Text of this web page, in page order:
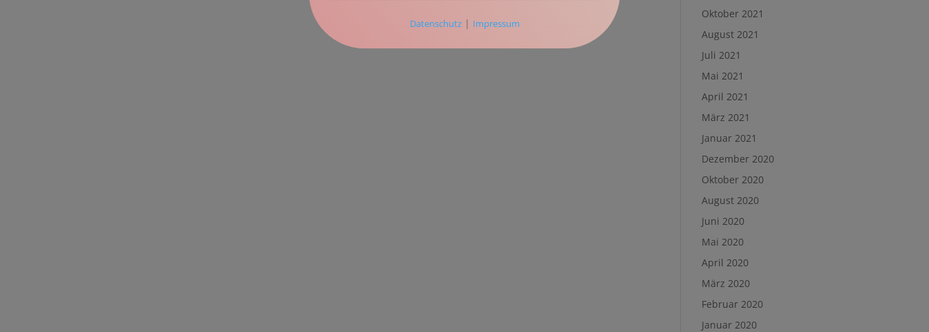
Oktober 2021
August 2021
Juli 2021
Mai 2021
April 2021
März 2021
Januar 2021
Dezember 2020
Oktober 2020
August 2020
Juni 2020
Mai 2020
April 2020
März 2020
Februar 2020
Januar 2020
Datenschutz| Impressum